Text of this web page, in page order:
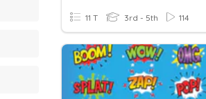
11 T 3rd - 5th 114